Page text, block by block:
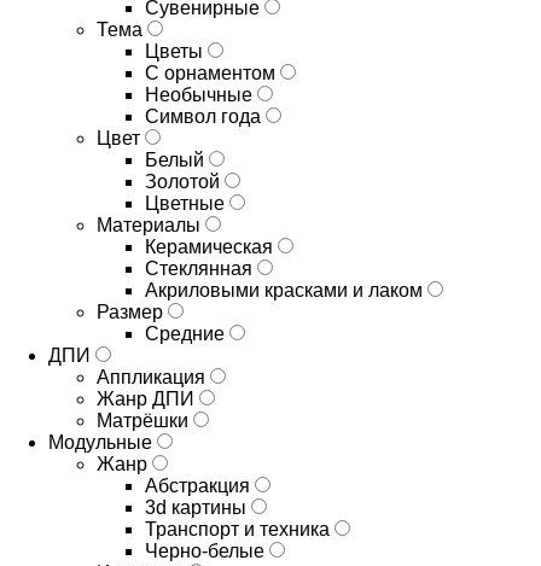
Сувенирные
Тема
Цветы
С орнаментом
Необычные
Символ года
Цвет
Белый
Золотой
Цветные
Материалы
Керамическая
Стеклянная
Акриловыми красками и лаком
Размер
Средние
ДПИ
Аппликация
Жанр ДПИ
Матрёшки
Модульные
Жанр
Абстракция
3d картины
Транспорт и техника
Черно-белые